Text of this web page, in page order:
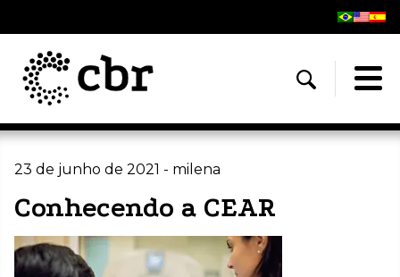
23 de junho de 2021 - milena
Conhecendo a CEAR